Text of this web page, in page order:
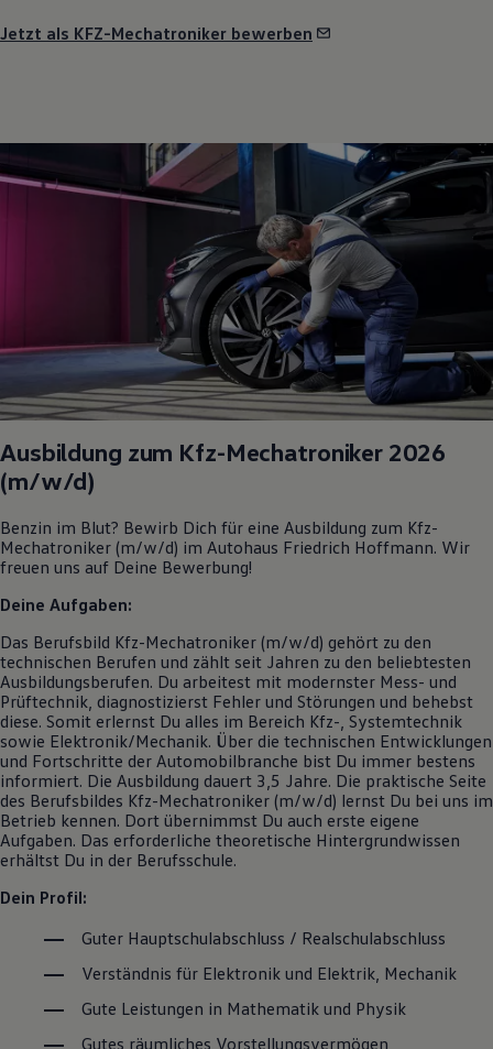
Jetzt als KFZ-Mechatroniker bewerben
Ausbildung zum Kfz-Mechatroniker 2026
(m/w/d)
Benzin im Blut? Bewirb Dich für eine Ausbildung zum Kfz-
Mechatroniker (m/w/d) im Autohaus Friedrich Hoffmann. Wir
freuen uns auf Deine Bewerbung!
Deine Aufgaben:
Das Berufsbild Kfz-Mechatroniker (m/w/d) gehört zu den
technischen Berufen und zählt seit Jahren zu den beliebtesten
Ausbildungsberufen. Du arbeitest mit modernster Mess- und
Prüftechnik, diagnostizierst Fehler und Störungen und behebst
diese. Somit erlernst Du alles im Bereich Kfz-, Systemtechnik
sowie Elektronik/Mechanik. Über die technischen Entwicklungen
und Fortschritte der Automobilbranche bist Du immer bestens
informiert. Die Ausbildung dauert 3,5 Jahre. Die praktische Seite
des Berufsbildes Kfz-Mechatroniker (m/w/d) lernst Du bei uns im
Betrieb kennen. Dort übernimmst Du auch erste eigene
Aufgaben. Das erforderliche theoretische Hintergrundwissen
erhältst Du in der Berufsschule.
Dein Profil:
Guter Hauptschulabschluss / Realschulabschluss
Verständnis für Elektronik und Elektrik, Mechanik
Gute Leistungen in Mathematik und Physik
Gutes räumliches Vorstellungsvermögen